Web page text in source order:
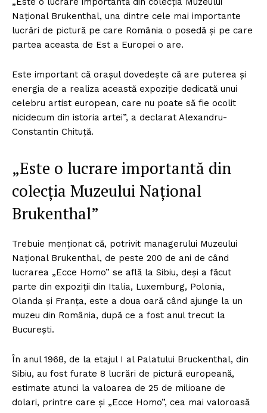
Național Brukenthal, una dintre cele mai importante
lucrări de pictură pe care România o posedă și pe care
partea aceasta de Est a Europei o are.
Este important că orașul dovedește că are puterea și
energia de a realiza această expoziție dedicată unui
celebru artist european, care nu poate să fie ocolit
nicidecum din istoria artei”, a declarat Alexandru-
Constantin Chituță.
„Este o lucrare importantă din
colecția Muzeului Național
Brukenthal”
Trebuie menționat că, potrivit managerului Muzeului
Național Brukenthal, de peste 200 de ani de când
lucrarea „Ecce Homo” se află la Sibiu, deși a făcut
parte din expoziții din Italia, Luxemburg, Polonia,
Olanda și Franța, este a doua oară când ajunge la un
muzeu din România, după ce a fost anul trecut la
București.
În anul 1968, de la etajul I al Palatului Bruckenthal, din
Sibiu, au fost furate 8 lucrări de pictură europeană,
estimate atunci la valoarea de 25 de milioane de
dolari, printre care și „Ecce Homo”, cea mai valoroasă